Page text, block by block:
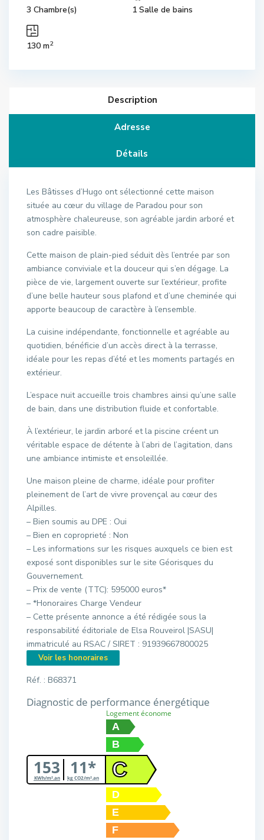
3 Chambre(s) 1 Salle de bains
130 m2
Description
Adresse
Détails
Les Bâtisses d’Hugo ont sélectionné cette maison
située au cœur du village de Paradou pour son
atmosphère chaleureuse, son agréable jardin arboré et
son cadre paisible.
Cette maison de plain-pied séduit dès l’entrée par son
ambiance conviviale et la douceur qui s’en dégage. La
pièce de vie, largement ouverte sur l’extérieur, profite
d’une belle hauteur sous plafond et d’une cheminée qui
apporte beaucoup de caractère à l’ensemble.
La cuisine indépendante, fonctionnelle et agréable au
quotidien, bénéficie d’un accès direct à la terrasse,
idéale pour les repas d’été et les moments partagés en
extérieur.
L’espace nuit accueille trois chambres ainsi qu’une salle
de bain, dans une distribution fluide et confortable.
À l’extérieur, le jardin arboré et la piscine créent un
véritable espace de détente à l’abri de l’agitation, dans
une ambiance intimiste et ensoleillée.
Une maison pleine de charme, idéale pour profiter
pleinement de l’art de vivre provençal au cœur des
Alpilles.
– Bien soumis au DPE : Oui
– Bien en coproprieté : Non
– Les informations sur les risques auxquels ce bien est
exposé sont disponibles sur le site Géorisques du
Gouvernement.
– Prix de vente (TTC): 595000 euros*
– *Honoraires Charge Vendeur
– Cette présente annonce a été rédigée sous la
responsabilité éditoriale de Elsa Rouveirol |SASU|
immatriculé au RSAC / SIRET : 91939667800025
Voir les honoraires
Réf. : B68371
Diagnostic de performance énergétique
153
KWh/m².an 11*
kg CO2/m².an
Logement économe
A
B
C
D
E
F